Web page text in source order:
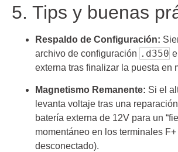
5. Tips y buenas
Respaldo de Configuración:
archivo de configuración .d350
externa tras finalizar la puesta en
Magnetismo Remanente: Si el
levanta voltaje tras una
batería externa de 12V para un
momentáneo en los terminales
desconectado).